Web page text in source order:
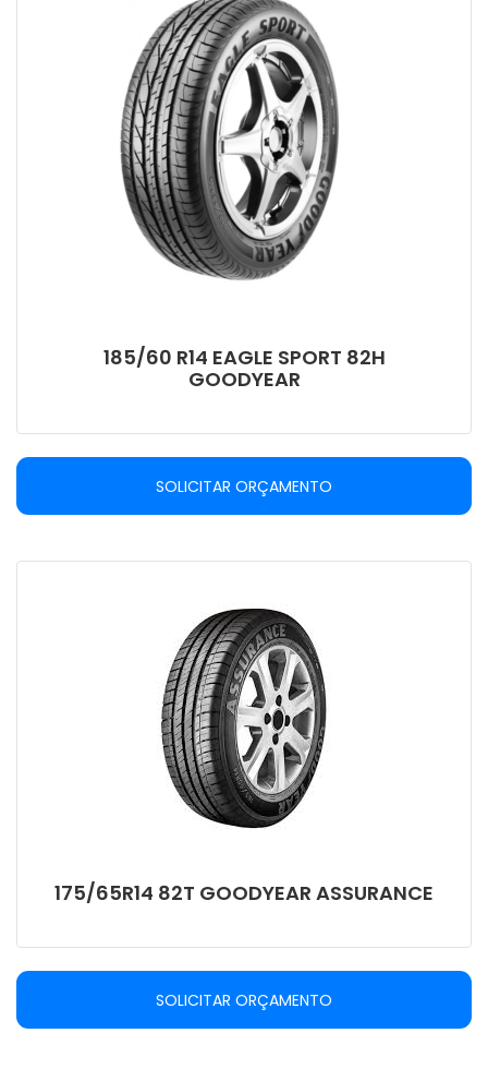
185/60 R14 EAGLE SPORT 82H
GOODYEAR
SOLICITAR ORÇAMENTO
175/65R14 82T GOODYEAR ASSURANCE
SOLICITAR ORÇAMENTO